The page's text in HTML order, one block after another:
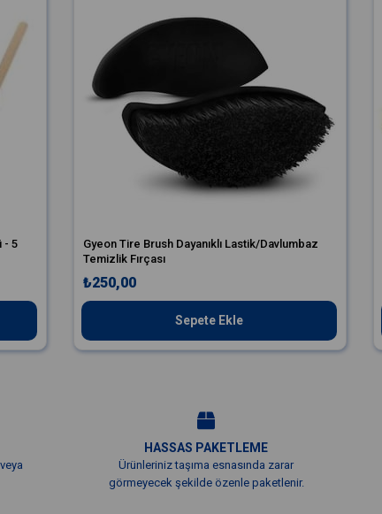
- 5
Gyeon Tire Brush Dayanıklı Lastik/Davlumbaz
Temizlik Fırçası
₺250,00
Sepete Ekle
HASSAS PAKETLEME
Ürünleriniz taşıma esnasında zarar
görmeyecek şekilde özenle paketlenir.